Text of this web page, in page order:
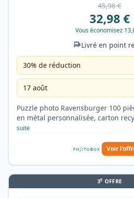
45,98 €
32,98 €
Vous économisez
Livré en point
30% de réduction
17 août
Puzzle photo Ravensburger 100
en métal personnalisée, carton
suite
Voir
3E OFFRE